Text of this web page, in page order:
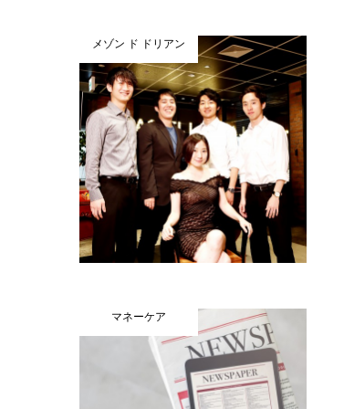
メゾン ド ドリアン
マネーケア